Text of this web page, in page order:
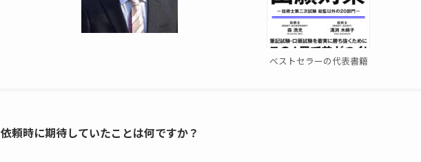
ベストセラーの代表書籍
依頼時に期待していたことは何ですか？